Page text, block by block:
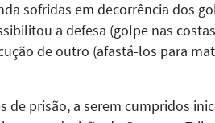
sofridas em decorrência dos
a defesa (golpe nas
de outro (afastá-los para
de prisão, a serem cumpridos